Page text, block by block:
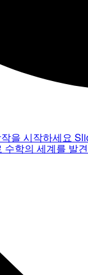
을 시작하세요
수학의 세계를 발